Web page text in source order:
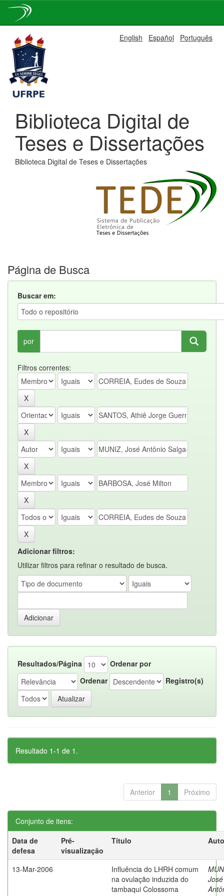
navigation
English Español Português
Biblioteca Digital de
Teses e Dissertações
Biblioteca Digital de Teses e Dissertações
Página de Busca
Buscar em:
por
Filtros correntes:
Adicionar filtros:
Utilizar filtros para refinar o resultado de busca.
Resultados/Página
Ordenar por
Ordenar
Registro(s)
Resultado 1-1 de 1.
Anterior 1 Próximo
Conjunto de itens:
Data de
defesa
Pré-
visualização
Título
13-Mar-2006
Influência do LHRH comum
na ovulação induzida do
tambaqui Colossoma
José